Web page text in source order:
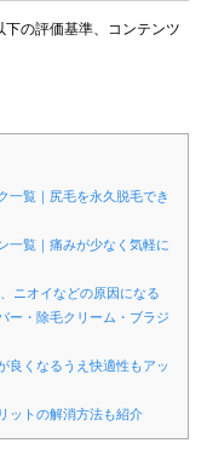
の評価基準、コンテンツ
一覧｜尻毛を永久脱毛でき
一覧｜痛みが少なく気軽に
ニオイなどの原因になる
ー・除毛クリーム・ブラジ
良くなるうえ快適性もアッ
ットの解消方法も紹介